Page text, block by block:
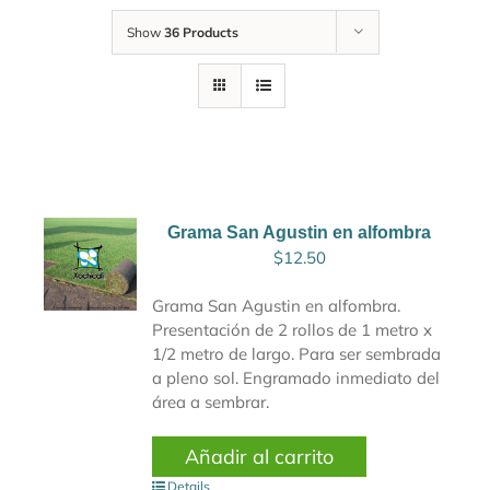
Show 36 Products
Grama San Agustin en alfombra
$12.50
Grama San Agustin en alfombra.
Presentación de 2 rollos de 1 metro x
1/2 metro de largo. Para ser sembrada
a pleno sol. Engramado inmediato del
área a sembrar.
Añadir al carrito
Details